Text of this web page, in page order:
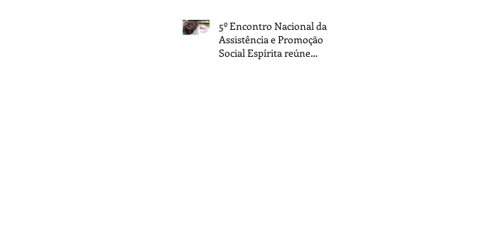
5º Encontro Nacional da
Assistência e Promoção
Social Espírita reúne